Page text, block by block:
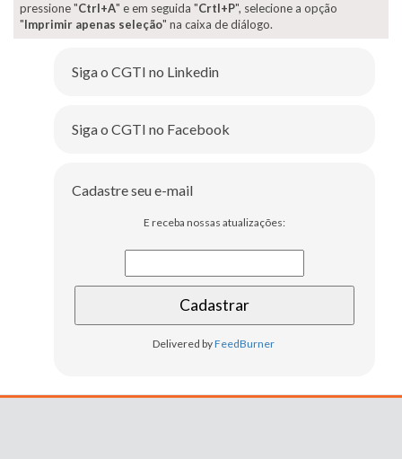
pressione "Ctrl+A" e em seguida "Crtl+P", selecione a opção
"Imprimir apenas seleção" na caixa de diálogo.
Siga o CGTI no Linkedin
Siga o CGTI no Facebook
Cadastre seu e-mail
E receba nossas atualizações:
Delivered byFeedBurner